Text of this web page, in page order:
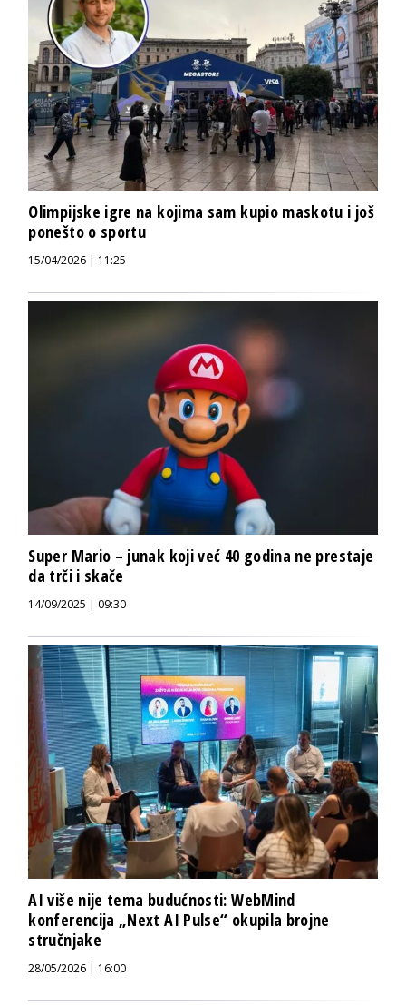
Olimpijske igre na kojima sam kupio maskotu i još
ponešto o sportu
15/04/2026 | 11:25
Super Mario – junak koji već 40 godina ne prestaje
da trči i skače
14/09/2025 | 09:30
AI više nije tema budućnosti: WebMind
konferencija „Next AI Pulse“ okupila brojne
stručnjake
28/05/2026 | 16:00